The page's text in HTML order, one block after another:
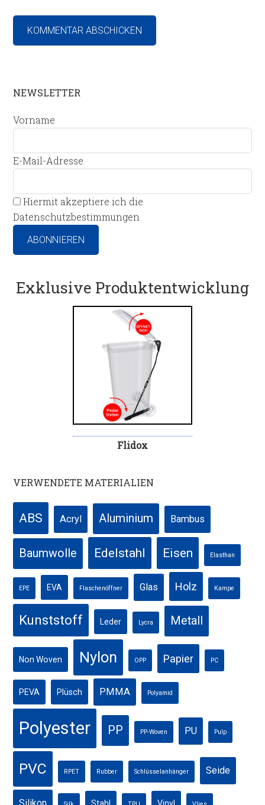
NEWSLETTER
Vorname
E-Mail-Adresse
Hiermit akzeptiere ich die
Datenschutzbestimmungen
Exklusive Produktentwicklung
Flidox
VERWENDETE MATERIALIEN
ABS Acryl Aluminium Bambus
Baumwolle Edelstahl Eisen Elasthan
EPE EVA Flaschenöffner Glas Holz Kampe
Kunststoff Leder Lycra Metall
Non Woven Nylon OPP Papier PC
PEVA Plüsch PMMA Polyamid
Polyester PP PP-Woven PU Pulp
PVC RPET Rubber Schlüsselanhänger Seide